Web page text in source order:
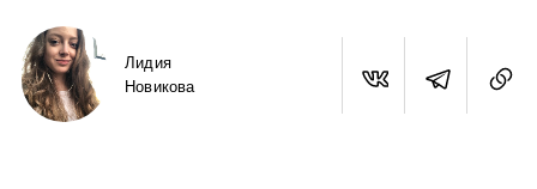
Лидия
Новикова